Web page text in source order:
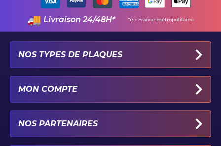
Livraison 24/48H* *en France métropolitaine
NOS TYPES DE PLAQUES
MON COMPTE
NOS PARTENAIRES